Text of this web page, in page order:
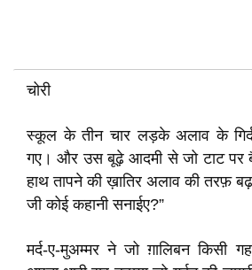
चोरी
स्कूल के तीन चार लड़के अलाव के
गए। और उस बूढ़े आदमी से जो टाट पर
हाथ तापने की ख़ातिर अलाव की तरफ़
जी कोई कहानी सनाईए?”
मर्द-ए-मुअम्मर ने जो ग़ालिबन किसी